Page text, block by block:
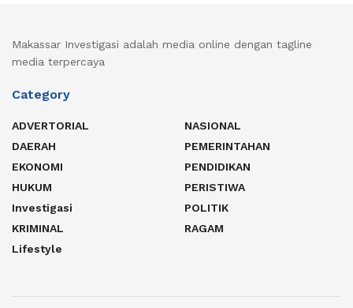
Makassar Investigasi adalah media online dengan tagline
media terpercaya
Category
ADVERTORIAL
DAERAH
EKONOMI
HUKUM
Investigasi
KRIMINAL
Lifestyle
NASIONAL
PEMERINTAHAN
PENDIDIKAN
PERISTIWA
POLITIK
RAGAM